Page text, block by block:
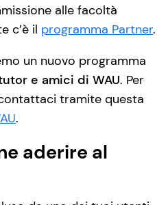
alle facoltà
c’è il programma Partner.
un nuovo programma
e amici di WAU. Per
tramite questa
.
aderire al